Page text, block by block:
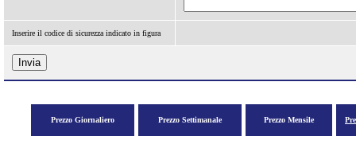
Inserire il codice di sicurezza indicato in figura
Prezzo Giornaliero Prezzo Settimanale Prezzo Mensile